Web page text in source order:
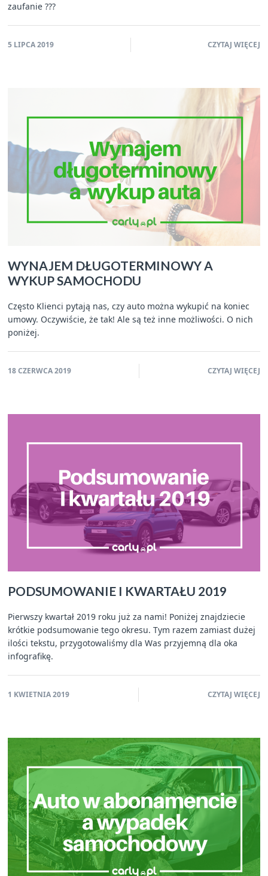
zaufanie ???
5 LIPCA 2019 CZYTAJ WIĘCEJ
WYNAJEM DŁUGOTERMINOWY A
WYKUP SAMOCHODU
Często Klienci pytają nas, czy auto można wykupić na koniec
umowy. Oczywiście, że tak! Ale są też inne możliwości. O nich
poniżej.
18 CZERWCA 2019 CZYTAJ WIĘCEJ
PODSUMOWANIE I KWARTAŁU 2019
Pierwszy kwartał 2019 roku już za nami! Poniżej znajdziecie
krótkie podsumowanie tego okresu. Tym razem zamiast dużej
ilości tekstu, przygotowaliśmy dla Was przyjemną dla oka
infografikę.
1 KWIETNIA 2019 CZYTAJ WIĘCEJ